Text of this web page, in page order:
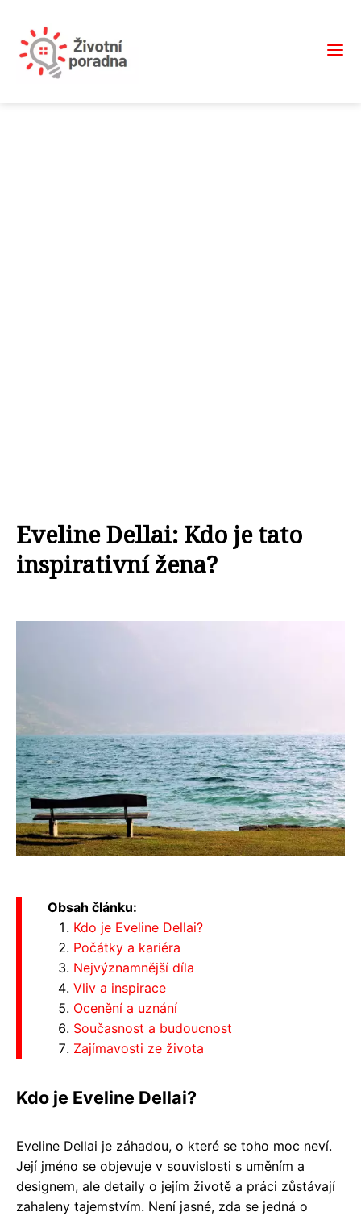
Eveline Dellai: Kdo je tato
inspirativní žena?
Obsah článku:
Kdo je Eveline Dellai?
Počátky a kariéra
Nejvýznamnější díla
Vliv a inspirace
Ocenění a uznání
Současnost a budoucnost
Zajímavosti ze života
Kdo je Eveline Dellai?
Eveline Dellai je záhadou, o které se toho moc neví.
Její jméno se objevuje v souvislosti s uměním a
designem, ale detaily o jejím životě a práci zůstávají
zahaleny tajemstvím. Není jasné, zda se jedná o